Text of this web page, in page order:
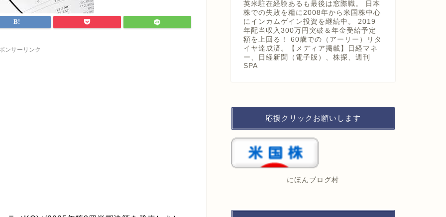
ンサーリンク
英米駐在経験あるも最後は窓際職。 日本
株での失敗を糧に2008年から米国株中心
にインカムゲイン投資を継続中。 2019
年配当収入300万円突破＆年金受給予定
額を上回る！ 60歳での（アーリー）リタ
イヤ達成済。【メディア掲載】日経マネ
ー、日経新聞（電子版）、株探、週刊
SPA
応援クリックお願いします
にほんブログ村